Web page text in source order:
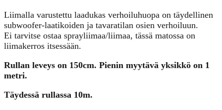
Liimalla varustettu laadukas verhoiluhuopa on täydellinen
subwoofer-laatikoiden ja tavaratilan osien verhoiluun.
Ei tarvitse ostaa sprayliimaa/liimaa, tässä matossa on
liimakerros itsessään.
Rullan leveys on 150cm. Pienin myytävä yksikkö on 1
metri.
Täydessä rullassa 10m.